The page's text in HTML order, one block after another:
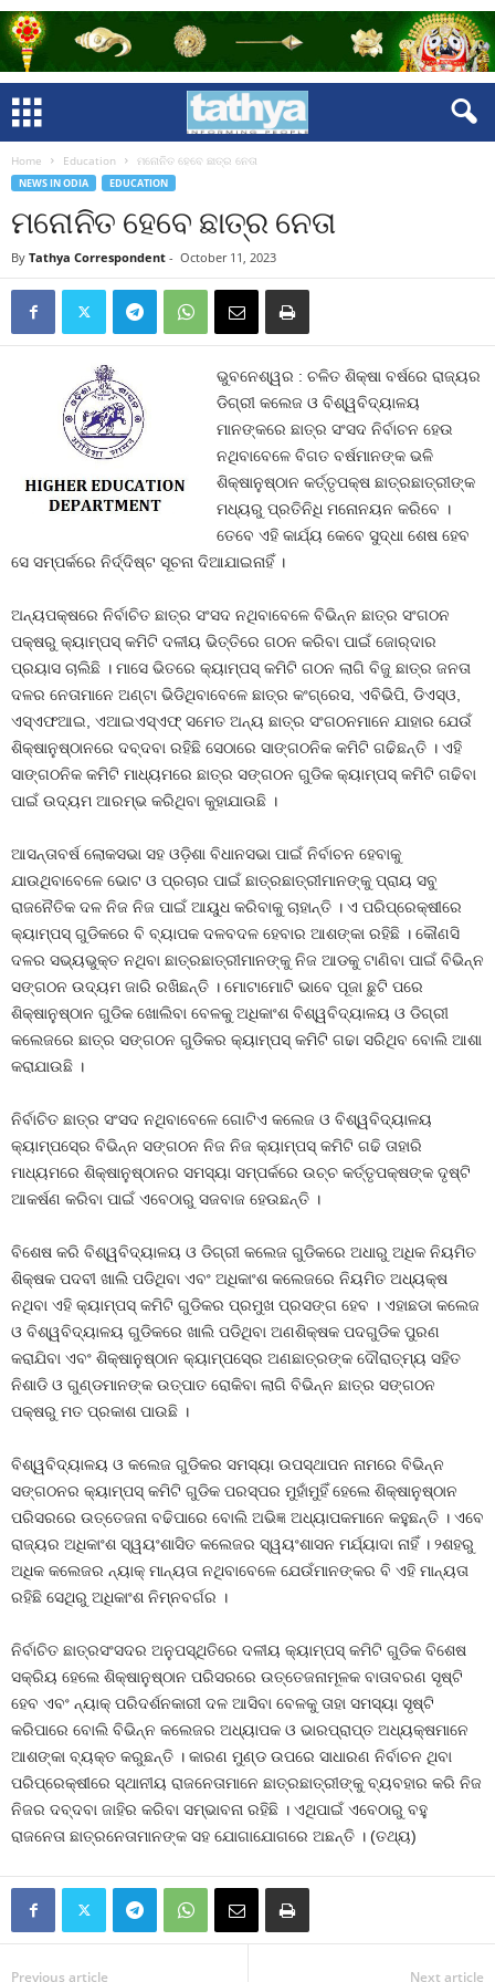
Home Education ମନୋନିତ ହେବେ ଛାତ୍ର ନେତା
NEWS IN ODIA EDUCATION
ମନୋନିତ ହେବେ ଛାତ୍ର ନେତା
By Tathya Correspondent - October 11, 2023
ଭୁବନେଶ୍ୱର : ଚଳିତ ଶିକ୍ଷା ବର୍ଷରେ ରାଜ୍ୟର
ଡିଗ୍ରୀ କଲେଜ ଓ ବିଶ୍ୱବିଦ୍ୟାଳୟ
ମାନଙ୍କରେ ଛାତ୍ର ସଂସଦ ନିର୍ବାଚନ ହେଉ
ନଥିବାବେଳେ ବିଗତ ବର୍ଷମାନଙ୍କ ଭଳି
ଶିକ୍ଷାନୁଷ୍ଠାନ କର୍ତ୍ତୃପକ୍ଷ ଛାତ୍ରଛାତ୍ରୀଙ୍କ
ମଧ୍ୟରୁ ପ୍ରତିନିଧି ମନୋନୟନ କରିବେ ।
ତେବେ ଏହି କାର୍ଯ୍ୟ କେବେ ସୁଦ୍ଧା ଶେଷ ହେବ
ସେ ସମ୍ପର୍କରେ ନିର୍ଦ୍ଦିଷ୍ଟ ସୂଚନା ଦିଆଯାଇନାହିଁ ।
ଅନ୍ୟପକ୍ଷରେ ନିର୍ବାଚିତ ଛାତ୍ର ସଂସଦ ନଥିବାବେଳେ ବିଭିନ୍ନ ଛାତ୍ର ସଂଗଠନ
ପକ୍ଷରୁ କ୍ୟାମ୍ପସ୍‍ କମିଟି ଦଳୀୟ ଭିତ୍ତିରେ ଗଠନ କରିବା ପାଇଁ ଜୋର୍‍ଦାର
ପ୍ରୟାସ ଚାଲିଛି । ମାସେ ଭିତରେ କ୍ୟାମ୍ପସ୍‍ କମିଟି ଗଠନ ଲାଗି ବିଜୁ ଛାତ୍ର ଜନତା
ଦଳର ନେତାମାନେ ଅଣ୍ଟା ଭିଡିଥିବାବେଳେ ଛାତ୍ର କଂଗ୍ରେସ, ଏବିଭିପି, ଡିଏସ୍‍ଓ,
ଏସ୍‍ଏଫଆଇ, ଏଆଇଏସ୍‍ଏଫ୍‍ ସମେତ ଅନ୍ୟ ଛାତ୍ର ସଂଗଠନମାନେ ଯାହାର ଯେଉଁ
ଶିକ୍ଷାନୁଷ୍ଠାନରେ ଦବ୍‍ଦବା ରହିଛି ସେଠାରେ ସାଙ୍ଗଠନିକ କମିଟି ଗଢିଛନ୍ତି । ଏହି
ସାଙ୍ଗଠନିକ କମିଟି ମାଧ୍ୟମରେ ଛାତ୍ର ସଙ୍ଗଠନ ଗୁଡିକ କ୍ୟାମ୍ପସ୍‍ କମିଟି ଗଢିବା
ପାଇଁ ଉଦ୍ୟମ ଆରମ୍ଭ କରିଥିବା କୁହାଯାଉଛି ।
ଆସନ୍ତାବର୍ଷ ଲୋକସଭା ସହ ଓଡ଼ିଶା ବିଧାନସଭା ପାଇଁ ନିର୍ବାଚନ ହେବାକୁ
ଯାଉଥିବାବେଳେ ଭୋଟ ଓ ପ୍ରଚାର ପାଇଁ ଛାତ୍ରଛାତ୍ରୀମାନଙ୍କୁ ପ୍ରାୟ ସବୁ
ରାଜନୈତିକ ଦଳ ନିଜ ନିଜ ପାଇଁ ଆୟୁଧ କରିବାକୁ ଚାହାନ୍ତି । ଏ ପରିପ୍ରେକ୍ଷୀରେ
କ୍ୟାମ୍ପସ୍‍ ଗୁଡିକରେ ବି ବ୍ୟାପକ ଦଳବଦଳ ହେବାର ଆଶଙ୍କା ରହିଛି । କୌଣସି
ଦଳର ସଭ୍ୟଭୁକ୍ତ ନଥିବା ଛାତ୍ରଛାତ୍ରୀମାନଙ୍କୁ ନିଜ ଆଡକୁ ଟାଣିବା ପାଇଁ ବିଭିନ୍ନ
ସଙ୍ଗଠନ ଉଦ୍ୟମ ଜାରି ରଖିଛନ୍ତି । ମୋଟାମୋଟି ଭାବେ ପୂଜା ଛୁଟି ପରେ
ଶିକ୍ଷାନୁଷ୍ଠାନ ଗୁଡିକ ଖୋଲିବା ବେଳକୁ ଅଧିକାଂଶ ବିଶ୍ୱବିଦ୍ୟାଳୟ ଓ ଡିଗ୍ରୀ
କଲେଜରେ ଛାତ୍ର ସଙ୍ଗଠନ ଗୁଡିକର କ୍ୟାମ୍ପସ୍‍ କମିଟି ଗଢା ସରିଥିବ ବୋଲି ଆଶା
କରାଯାଉଛି ।
ନିର୍ବାଚିତ ଛାତ୍ର ସଂସଦ ନଥିବାବେଳେ ଗୋଟିଏ କଲେଜ ଓ ବିଶ୍ୱବିଦ୍ୟାଳୟ
କ୍ୟାମ୍ପସ୍‍ରେ ବିଭିନ୍ନ ସଙ୍ଗଠନ ନିଜ ନିଜ କ୍ୟାମ୍ପସ୍‍ କମିଟି ଗଢି ତାହାରି
ମାଧ୍ୟମରେ ଶିକ୍ଷାନୁଷ୍ଠାନର ସମସ୍ୟା ସମ୍ପର୍କରେ ଉଚ୍ଚ କର୍ତ୍ତୃପକ୍ଷଙ୍କ ଦୃଷ୍ଟି
ଆକର୍ଷଣ କରିବା ପାଇଁ ଏବେଠାରୁ ସଜବାଜ ହେଉଛନ୍ତି ।
ବିଶେଷ କରି ବିଶ୍ୱବିଦ୍ୟାଳୟ ଓ ଡିଗ୍ରୀ କଲେଜ ଗୁଡିକରେ ଅଧାରୁ ଅଧିକ ନିୟମିତ
ଶିକ୍ଷକ ପଦବୀ ଖାଲି ପଡିଥିବା ଏବଂ ଅଧିକାଂଶ କଲେଜରେ ନିୟମିତ ଅଧ୍ୟକ୍ଷ
ନଥିବା ଏହି କ୍ୟାମ୍ପସ୍‍ କମିଟି ଗୁଡିକର ପ୍ରମୁଖ ପ୍ରସଙ୍ଗ ହେବ । ଏହାଛଡା କଲେଜ
ଓ ବିଶ୍ୱବିଦ୍ୟାଳୟ ଗୁଡିକରେ ଖାଲି ପଡିଥିବା ଅଣଶିକ୍ଷକ ପଦଗୁଡିକ ପୁରଣ
କରାଯିବା ଏବଂ ଶିକ୍ଷାନୁଷ୍ଠାନ କ୍ୟାମ୍ପସ୍‍ରେ ଅଣଛାତ୍ରଙ୍କ ଦୌରାତ୍ମ୍ୟ ସହିତ
ନିଶାଡି ଓ ଗୁଣ୍ଡମାନଙ୍କ ଉତ୍ପାତ ରୋକିବା ଲାଗି ବିଭିନ୍ନ ଛାତ୍ର ସଙ୍ଗଠନ
ପକ୍ଷରୁ ମତ ପ୍ରକାଶ ପାଉଛି ।
ବିଶ୍ୱବିଦ୍ୟାଳୟ ଓ କଲେଜ ଗୁଡିକର ସମସ୍ୟା ଉପସ୍ଥାପନ ନାମରେ ବିଭିନ୍ନ
ସଙ୍ଗଠନର କ୍ୟାମ୍ପସ୍‍ କମିଟି ଗୁଡିକ ପରସ୍ପର ମୁହାଁମୁହିଁ ହେଲେ ଶିକ୍ଷାନୁଷ୍ଠାନ
ପରିସରରେ ଉତ୍ତେଜନା ବଢିପାରେ ବୋଲି ଅଭିଜ୍ଞ ଅଧ୍ୟାପକମାନେ କହୁଛନ୍ତି । ଏବେ
ରାଜ୍ୟର ଅଧିକାଂଶ ସ୍ୱୟଂଶାସିତ କଲେଜର ସ୍ୱୟଂଶାସନ ମର୍ଯ୍ୟାଦା ନାହିଁ । ୨ଶହରୁ
ଅଧିକ କଲେଜର ନ୍ୟାକ୍‍ ମାନ୍ୟତା ନଥିବାବେଳେ ଯେଉଁମାନଙ୍କର ବି ଏହି ମାନ୍ୟତା
ରହିଛି ସେଥିରୁ ଅଧିକାଂଶ ନିମ୍ନବର୍ଗର ।
ନିର୍ବାଚିତ ଛାତ୍ରସଂସଦର ଅନୁପସ୍ଥିତିରେ ଦଳୀୟ କ୍ୟାମ୍ପସ୍‍ କମିଟି ଗୁଡିକ ବିଶେଷ
ସକ୍ରିୟ ହେଲେ ଶିକ୍ଷାନୁଷ୍ଠାନ ପରିସରରେ ଉତ୍ତେଜନାମୂଳକ ବାତାବରଣ ସୃଷ୍ଟି
ହେବ ଏବଂ ନ୍ୟାକ୍‍ ପରିଦର୍ଶନକାରୀ ଦଳ ଆସିବା ବେଳକୁ ତାହା ସମସ୍ୟା ସୃଷ୍ଟି
କରିପାରେ ବୋଲି ବିଭିନ୍ନ କଲେଜର ଅଧ୍ୟାପକ ଓ ଭାରପ୍ରାପ୍ତ ଅଧ୍ୟକ୍ଷମାନେ
ଆଶଙ୍କା ବ୍ୟକ୍ତ କରୁଛନ୍ତି । କାରଣ ମୁଣ୍ଡ ଉପରେ ସାଧାରଣ ନିର୍ବାଚନ ଥିବା
ପରିପ୍ରେକ୍ଷୀରେ ସ୍ଥାନୀୟ ରାଜନେତାମାନେ ଛାତ୍ରଛାତ୍ରୀଙ୍କୁ ବ୍ୟବହାର କରି ନିଜ
ନିଜର ଦବ୍‍ଦବା ଜାହିର କରିବା ସମ୍ଭାବନା ରହିଛି । ଏଥିପାଇଁ ଏବେଠାରୁ ବହୁ
ରାଜନେତା ଛାତ୍ରନେତାମାନଙ୍କ ସହ ଯୋଗାଯୋଗରେ ଅଛନ୍ତି । (ତଥ୍ୟ)
Previous article Next article